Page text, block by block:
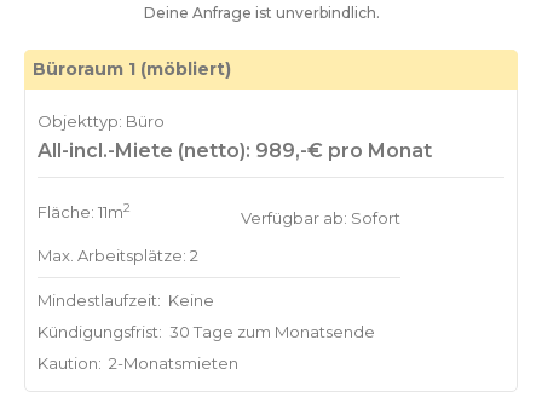
Deine Anfrage ist unverbindlich.
Büroraum 1 (möbliert)
Objekttyp: Büro
All-incl.-Miete (netto): 989,-€ pro Monat
Fläche: 11m2
Max. Arbeitsplätze: 2
Verfügbar ab: Sofort
Mindestlaufzeit: Keine
Kündigungsfrist: 30 Tage zum Monatsende
Kaution: 2-Monatsmieten